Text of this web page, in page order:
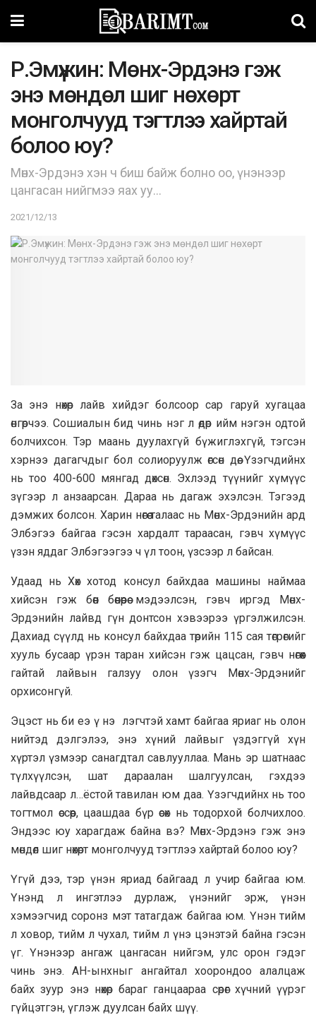
Р.Эмүжин: Мөнх-Эрдэнэ гэж
энэ мөндөл шиг нөхөрт
монголчууд тэгтлээ хайртай
болоо юу?
Мөнх-Эрдэнэ хэн ч биш байж болно оо, үнэнээр
цангасан нийгмээ яах уу...
2021/12/13
За энэ нөхөр лайв хийдэг болсоор сар гаруй хугацаа
өнгөрчээ. Сошиалын бид чинь нэг л өдөр ийм нэгэн одтой
болчихсон. Тэр маань дуулахгүй бүжиглэхгүй, тэгсэн
хэрнээ дагагчдыг бол солиоруулж өгсөн дөө. Үзэгчдийнх
нь тоо 400-600 мянгад дөхсөн. Эхлээд түүнийг хүмүүс
зүгээр л анзаарсан. Дараа нь дагаж эхэлсэн. Тэгээд
дэмжих болсон. Харин нөгөө талаас нь Мөнх-Эрдэнийн ард
Элбэгээ байгаа гэсэн хардалт тараасан, гэвч хүмүүс
үзэн яддаг Элбэгээгээ ч үл тоон, үзсээр л байсан.
Удаад нь Хөх хотод консул байхдаа машины наймаа
хийсэн гэж бөөн бөөнөөрөө мэдээлсэн, гэвч иргэд Мөнх-
Эрдэнийн лайвд гүн донтсон хэвээрээ үргэлжилсэн.
Дахиад сүүлд нь консул байхдаа төрийн 115 сая төгрөгийг
хууль бусаар үрэн таран хийсэн гэж цацсан, гэвч нөгөөх
гайтай лайвын галзуу олон үзэгч Мөнх-Эрдэнийг
орхисонгүй.
Эцэст нь би еэ ү нэ лэгчтэй хамт байгаа яриаг нь олон
нийтэд дэлгэлээ, энэ хүний лайвыг үздэггүй хүн
хүртэл үзмээр санагдтал савлууллаа. Мань эр шатнаас
түлхүүлсэн, шат дараалан шалгуулсан, гэхдээ
лайвдсаар л…ёстой тавилан юм даа. Үзэгчдийнх нь тоо
тогтмол өссөөр, цаашдаа бүр өсөх нь тодорхой болчихлоо.
Эндээс юу харагдаж байна вэ? Мөнх-Эрдэнэ гэж энэ
мөндөл шиг нөхөрт монголчууд тэгтлээ хайртай болоо юу?
Үгүй дээ, тэр үнэн яриад байгаад л учир байгаа юм.
Үнэнд л ингэтлээ дурлаж, үнэнийг эрж, үнэн
хэмээгчид соронз мэт татагдаж байгаа юм. Үнэн тийм
л ховор, тийм л чухал, тийм л үнэ цэнэтэй байна гэсэн
үг. Үнэнээр ангаж цангасан нийгэм, улс орон гэдэг
чинь энэ. АН-ынхныг ангайтал хоорондоо алалцаж
байх зуур энэ нөхөр бараг ганцаараа сөрөг хүчний үүрэг
гүйцэтгэн, үглэж дуулсан байх шүү.